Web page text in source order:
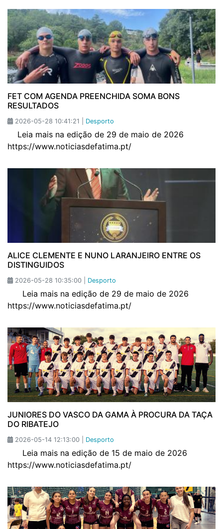
FET COM AGENDA PREENCHIDA SOMA BONS
RESULTADOS
2026-05-28 10:41:21 | Desporto
Leia mais na edição de 29 de maio de 2026
https://www.noticiasdefatima.pt/
ALICE CLEMENTE E NUNO LARANJEIRO ENTRE OS
DISTINGUIDOS
2026-05-28 10:35:00 | Desporto
Leia mais na edição de 29 de maio de 2026
https://www.noticiasdefatima.pt/
JUNIORES DO VASCO DA GAMA À PROCURA DA TAÇA
DO RIBATEJO
2026-05-14 12:13:00 | Desporto
Leia mais na edição de 15 de maio de 2026
https://www.noticiasdefatima.pt/